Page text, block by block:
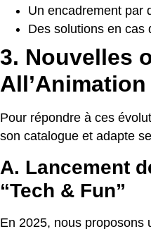
Un encadrement par
Des solutions en cas
3. Nouvelles
Pour répondre à ces
son catalogue et adapte
A. Lancement
“Tech & Fun”
En 2025, nous proposons